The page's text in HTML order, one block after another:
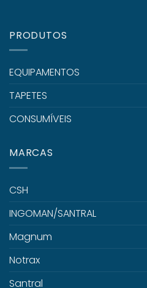
PRODUTOS
EQUIPAMENTOS
TAPETES
CONSUMÍVEIS
MARCAS
CSH
INGOMAN/SANTRAL
Magnum
Notrax
Santral